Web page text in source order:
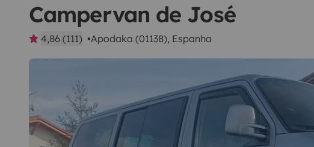
Campervan de José
4,86 (111) Apodaka (01138), Espanha